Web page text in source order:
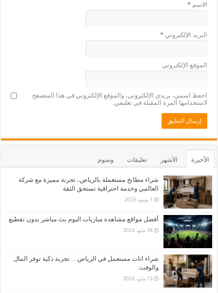
الاسم*
البريد الإلكتروني*
الموقع الإلكتروني
احفظ اسمي، بريدي الإلكتروني، والموقع الإلكتروني في هذا المتصفح
لاستخدامها المرة المقبلة في تعليقي.
الأخيرة الأشهر تعليقات وسوم
شراء مطابخ مستعملة بالرياض.. تجربة مميزة مع شركة
العالمي وخدمة احترافية تستحق الثقة
1 يونيو، 2026
أفضل مواقع مشاهدة مباريات اليوم بث مباشر بدون تقطيع
18 مايو، 2026
شراء اثاث مستعمل في الرياض… تجربة ذكية توفر المال
والوقت
13 مايو، 2026